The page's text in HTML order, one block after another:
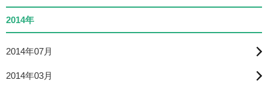
2014年
2014年07月
2014年03月